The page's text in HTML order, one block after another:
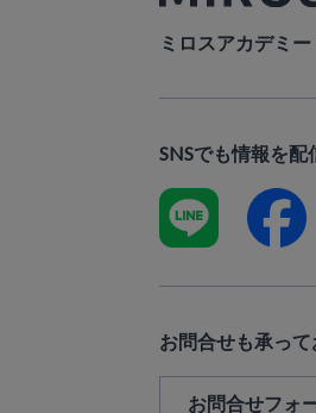
ミロスアカデミー
SNSでも情報を配
お問合せも承って
お問合せフォ